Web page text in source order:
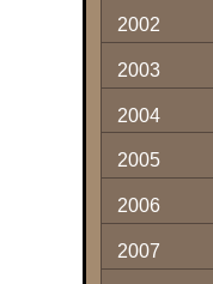
1998
1999
2002
2003
2004
2005
2006
2007